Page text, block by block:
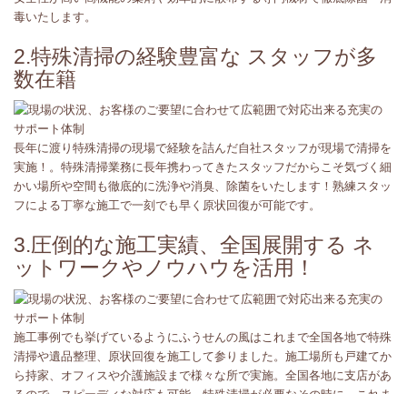
毒いたします。
2.特殊清掃の経験豊富な スタッフが多
数在籍
長年に渡り特殊清掃の現場で経験を詰んだ自社スタッフが現場で清掃を
実施！。特殊清掃業務に長年携わってきたスタッフだからこそ気づく細
かい場所や空間も徹底的に洗浄や消臭、除菌をいたします！熟練スタッ
フによる丁寧な施工で一刻でも早く原状回復が可能です。
3.圧倒的な施工実績、全国展開する ネ
ットワークやノウハウを活用！
施工事例でも挙げているようにふうせんの風はこれまで全国各地で特殊
清掃や遺品整理、原状回復を施工して参りました。施工場所も戸建てか
ら持家、オフィスや介護施設まで様々な所で実施。全国各地に支店があ